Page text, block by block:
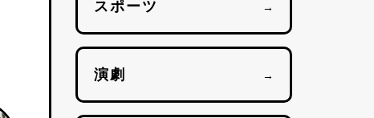
スポーツ →
演劇 →